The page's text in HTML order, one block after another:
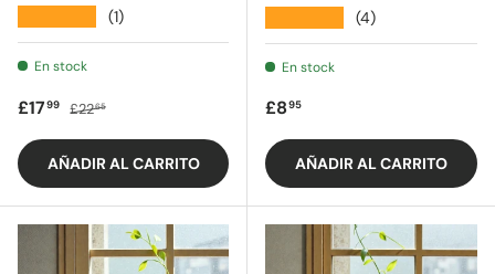
(1)
En stock
Precio de oferta
£1799 Precio regular
£2265
AÑADIR AL CARRITO
(4)
En stock
Precio regular
£895
AÑADIR AL CARRITO